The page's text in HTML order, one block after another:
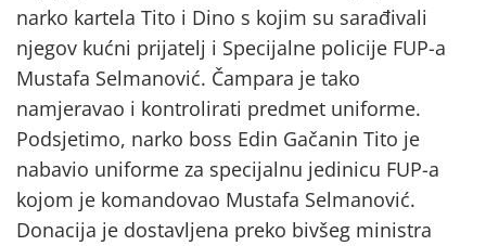
narko kartela Tito i Dino s kojim su sarađivali
njegov kućni prijatelj i Specijalne policije FUP-a
Mustafa Selmanović. Čampara je tako
namjeravao i kontrolirati predmet uniforme.
Podsjetimo, narko boss Edin Gačanin Tito je
nabavio uniforme za specijalnu jedinicu FUP-a
kojom je komandovao Mustafa Selmanović.
Donacija je dostavljena preko bivšeg ministra